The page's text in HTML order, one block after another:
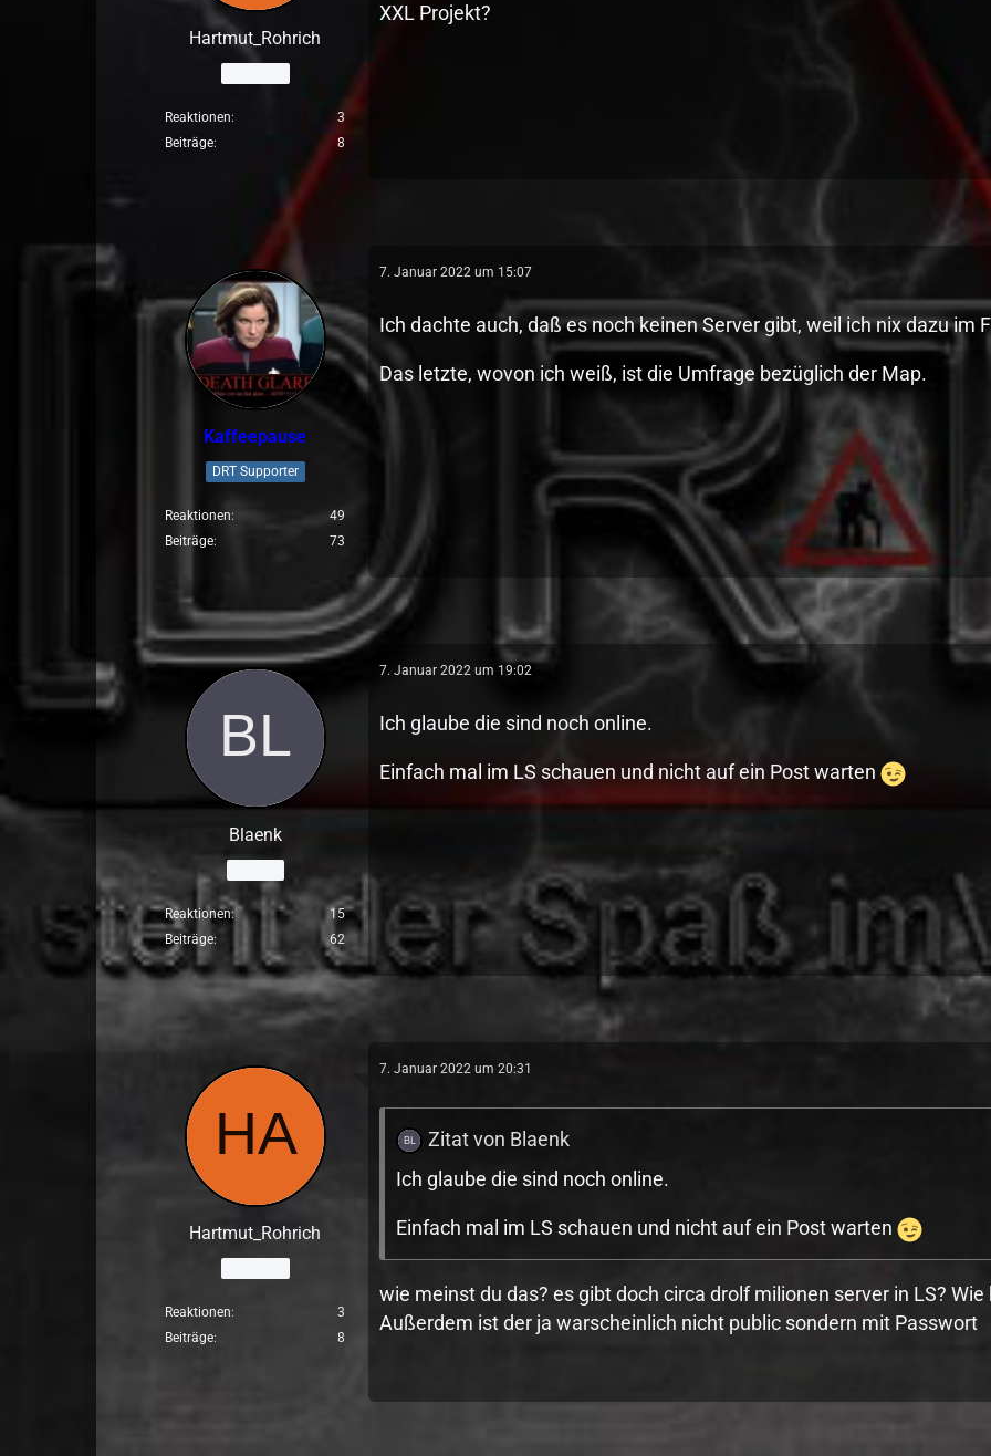
Hartmut_Rohrich
Reaktionen
3
Beiträge
8
XXL Projekt?
Kaffeepause
DRT Supporter
Reaktionen
49
Beiträge
73
7. Januar 2022 um 15:07
Ich dachte auch, daß es noch keinen Server gibt, weil ich nix dazu im
Das letzte, wovon ich weiß, ist die Umfrage bezüglich der Map.
Blaenk
Reaktionen
15
Beiträge
62
7. Januar 2022 um 19:02
Ich glaube die sind noch online.
Einfach mal im LS schauen und nicht auf ein Post warten
Hartmut_Rohrich
Reaktionen
3
Beiträge
8
7. Januar 2022 um 20:31
Zitat von Blaenk
Ich glaube die sind noch online.
Einfach mal im LS schauen und nicht auf ein Post warten
wie meinst du das? es gibt doch circa drolf milionen server in LS?
Außerdem ist der ja warscheinlich nicht public sondern mit Passwort